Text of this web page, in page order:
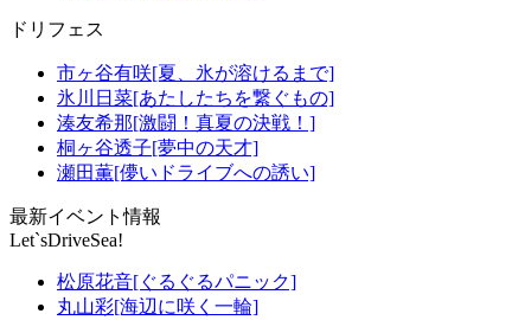
ドリフェス
市ヶ谷有咲[夏、氷が溶けるまで]
氷川日菜[あたしたちを繋ぐもの]
湊友希那[激闘！真夏の決戦！]
桐ヶ谷透子[夢中の天才]
瀬田薫[儚いドライブへの誘い]
最新イベント情報
Let`sDriveSea!
松原花音[ぐるぐるパニック]
丸山彩[海辺に咲く一輪]